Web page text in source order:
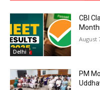
Delhi
CBI
August
PM